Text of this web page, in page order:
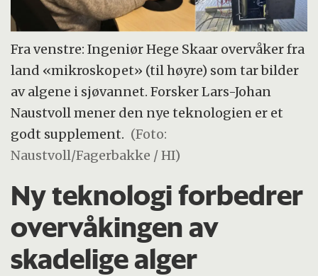
Fra venstre: Ingeniør Hege Skaar overvåker fra
land «mikroskopet» (til høyre) som tar bilder
av algene i sjøvannet. Forsker Lars-Johan
Naustvoll mener den nye teknologien er et
godt supplement. (Foto:
Naustvoll/Fagerbakke / HI)
Ny teknologi forbedrer
overvåkingen av
skadelige alger